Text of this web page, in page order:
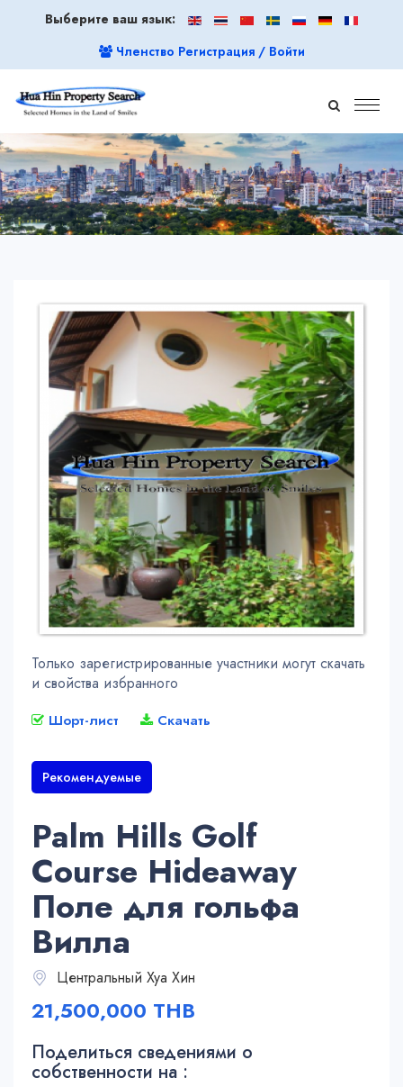
Выберите ваш язык:
Членство Регистрация / Войти
Только зарегистрированные участники могут скачать
и свойства избранного
Шорт-лист Скачать
Рекомендуемые
Palm Hills Golf
Course Hideaway
Поле для гольфа
Вилла
Центральный Хуа Хин
21,500,000 THB
Поделиться сведениями о
собственности на :